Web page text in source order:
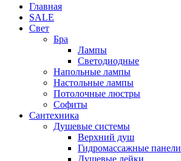
Главная
SALE
Свет
Бра
Лампы
Светодиодные
Напольные лампы
Настольные лампы
Потолочные люстры
Софиты
Сантехника
Душевые системы
Верхний душ
Гидромассажные панели
Душевые лейки